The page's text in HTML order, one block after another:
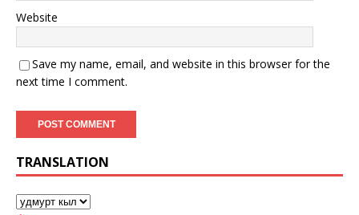
Website
Save my name, email, and website in this browser for the
next time I comment.
TRANSLATION